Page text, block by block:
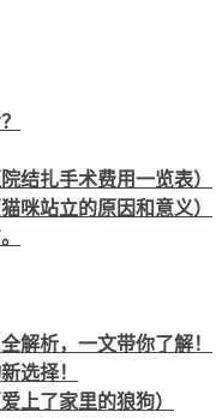
结扎手术费用一览表）
咪站立的原因和意义）
解析，一文带你了解！
选择！
上了家里的狼狗）